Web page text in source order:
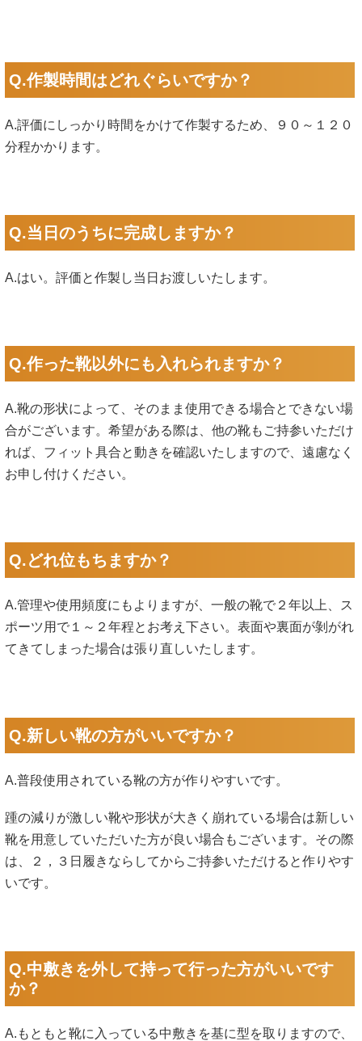
Q.作製時間はどれぐらいですか？
A.評価にしっかり時間をかけて作製するため、９０～１２０
分程かかります。
Q.当日のうちに完成しますか？
A.はい。評価と作製し当日お渡しいたします。
Q.作った靴以外にも入れられますか？
A.靴の形状によって、そのまま使用できる場合とできない場
合がございます。希望がある際は、他の靴もご持参いただけ
れば、フィット具合と動きを確認いたしますので、遠慮なく
お申し付けください。
Q.どれ位もちますか？
A.管理や使用頻度にもよりますが、一般の靴で２年以上、ス
ポーツ用で１～２年程とお考え下さい。表面や裏面が剝がれ
てきてしまった場合は張り直しいたします。
Q.新しい靴の方がいいですか？
A.普段使用されている靴の方が作りやすいです。
踵の減りが激しい靴や形状が大きく崩れている場合は新しい
靴を用意していただいた方が良い場合もございます。その際
は、２，３日履きならしてからご持参いただけると作りやす
いです。
Q.中敷きを外して持って行った方がいいです
か？
A.もともと靴に入っている中敷きを基に型を取りますので、